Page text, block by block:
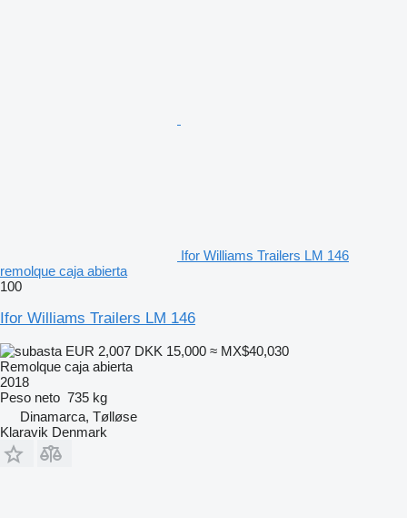
Ifor Williams Trailers LM 146
remolque caja abierta
100
Ifor Williams Trailers LM 146
EUR 2,007 DKK 15,000 ≈ MX$40,030
Remolque caja abierta
2018
Peso neto 735 kg
Dinamarca, Tølløse
Klaravik Denmark